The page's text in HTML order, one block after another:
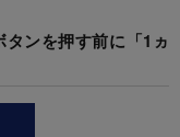
ンを押す前に「1ヵ